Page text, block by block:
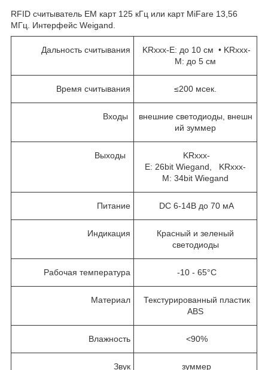
RFID считыватель EM карт 125 кГц или карт MiFare 13,56
МГц. Интерфейс Weigand.
Дальность считывания
KRxxx-E: до 10 см • KRxxx-
M: до 5 см
Время считывания ≤200 мсек.
Входы
внешние светодиоды, внешн
ий зуммер
Выходы
KRxxx-
E: 26bit Wiegand, KRxxx-
M: 34bit Wiegand
Питание DC 6-14В до 70 мA
Индикация
Красный и зеленый
светодиоды
Рабочая температура -10 - 65°C
Материал
Текстурированный пластик
ABS
Влажность <90%
Звук зуммер